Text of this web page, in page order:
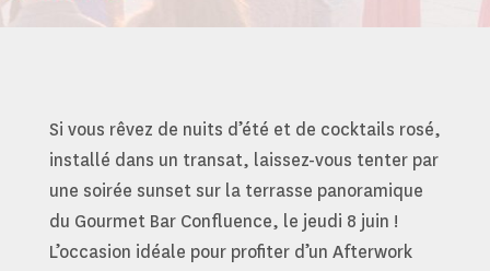
Si vous rêvez de nuits d’été et de cocktails rosé,
installé dans un transat, laissez-vous tenter par
une soirée sunset sur la terrasse panoramique
du Gourmet Bar Confluence, le jeudi 8 juin !
L’occasion idéale pour profiter d’un Afterwork